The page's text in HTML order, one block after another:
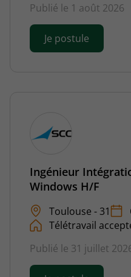
Publié le 1 août 2026
Je postule
Ingénieur
Windows H/F
Toulouse - 31
Télétravail
Publié le 31 juillet